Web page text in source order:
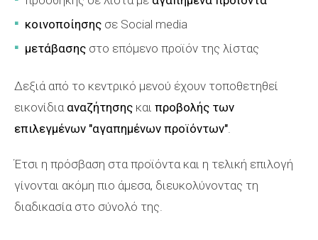
κοινοποίησης σε Social media
μετάβασης στο επόμενο προϊόν της λίστας
Δεξιά από το κεντρικό μενού έχουν τοποθετηθεί
εικονίδια αναζήτησης και προβολής των
επιλεγμένων "αγαπημένων προϊόντων".
Έτσι η πρόσβαση στα προϊόντα και η τελική επιλογή
γίνονται ακόμη πιο άμεσα, διευκολύνοντας τη
διαδικασία στο σύνολό της.